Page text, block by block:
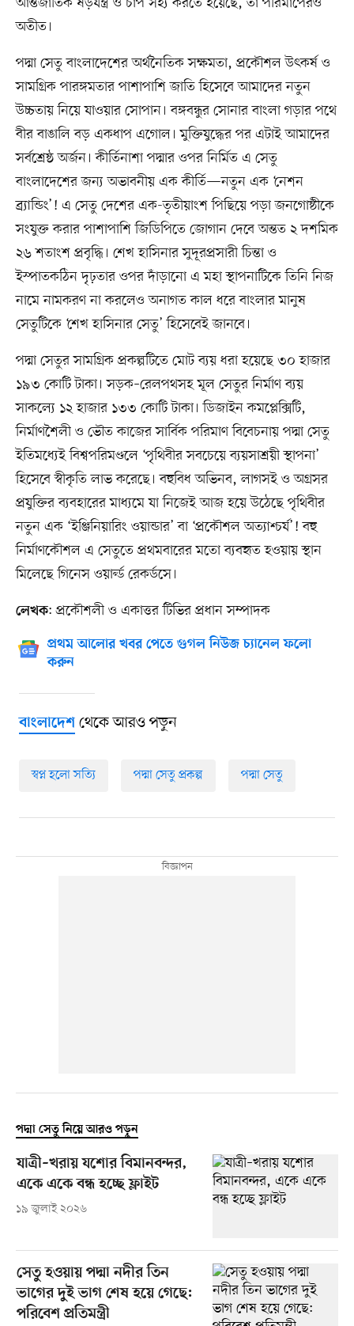
অতীত।
পদ্মা সেতু বাংলাদেশের অর্থনৈতিক সক্ষমতা, প্রকৌশল উৎকর্ষ ও
সামগ্রিক পারঙ্গমতার পাশাপাশি জাতি হিসেবে আমাদের নতুন
উচ্চতায় নিয়ে যাওয়ার সোপান। বঙ্গবন্ধুর সোনার বাংলা গড়ার পথে
বীর বাঙালি বড় একধাপ এগোল। মুক্তিযুদ্ধের পর এটাই আমাদের
সর্বশ্রেষ্ঠ অর্জন। কীর্তিনাশা পদ্মার ওপর নির্মিত এ সেতু
বাংলাদেশের জন্য অভাবনীয় এক কীর্তি—নতুন এক ‘নেশন
ব্র্যান্ডিং’! এ সেতু দেশের এক-তৃতীয়াংশ পিছিয়ে পড়া জনগোষ্ঠীকে
সংযুক্ত করার পাশাপাশি জিডিপিতে জোগান দেবে অন্তত ২ দশমিক
২৬ শতাংশ প্রবৃদ্ধি। শেখ হাসিনার সুদূরপ্রসারী চিন্তা ও
ইস্পাতকঠিন দৃঢ়তার ওপর দাঁড়ানো এ মহা স্থাপনাটিকে তিনি নিজ
নামে নামকরণ না করলেও অনাগত কাল ধরে বাংলার মানুষ
সেতুটিকে ‘শেখ হাসিনার সেতু’ হিসেবেই জানবে।
পদ্মা সেতুর সামগ্রিক প্রকল্পটিতে মোট ব্যয় ধরা হয়েছে ৩০ হাজার
১৯৩ কোটি টাকা। সড়ক–রেলপথসহ মূল সেতুর নির্মাণ ব্যয়
সাকল্যে ১২ হাজার ১৩৩ কোটি টাকা। ডিজাইন কমপ্লেক্সিটি,
নির্মাণশৈলী ও ভৌত কাজের সার্বিক পরিমাণ বিবেচনায় পদ্মা সেতু
ইতিমধ্যেই বিশ্বপরিমণ্ডলে ‘পৃথিবীর সবচেয়ে ব্যয়সাশ্রয়ী স্থাপনা’
হিসেবে স্বীকৃতি লাভ করেছে। বহুবিধ অভিনব, লাগসই ও অগ্রসর
প্রযুক্তির ব্যবহারের মাধ্যমে যা নিজেই আজ হয়ে উঠেছে পৃথিবীর
নতুন এক ‘ইঞ্জিনিয়ারিং ওয়ান্ডার’ বা ‘প্রকৌশল অত্যাশ্চর্য’! বহু
নির্মাণকৌশল এ সেতুতে প্রথমবারের মতো ব্যবহৃত হওয়ায় স্থান
মিলেছে গিনেস ওয়ার্ল্ড রেকর্ডসে।
লেখক: প্রকৌশলী ও একাত্তর টিভির প্রধান সম্পাদক
প্রথম আলোর খবর পেতে গুগল নিউজ চ্যানেল ফলো
করুন
বাংলাদেশথেকে আরও পড়ুন
স্বপ্ন হলো সত্যি পদ্মা সেতু প্রকল্প পদ্মা সেতু
পদ্মা সেতু নিয়ে আরও পড়ুন
যাত্রী–খরায় যশোর বিমানবন্দর,
একে একে বন্ধ হচ্ছে ফ্লাইট
১৯ জুলাই ২০২৬
সেতু হওয়ায় পদ্মা নদীর তিন
ভাগের দুই ভাগ শেষ হয়ে গেছে:
পরিবেশ প্রতিমন্ত্রী